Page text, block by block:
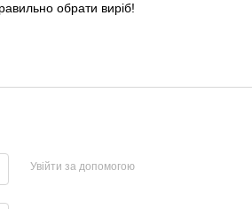
обрати виріб!
Увійти за допомогою